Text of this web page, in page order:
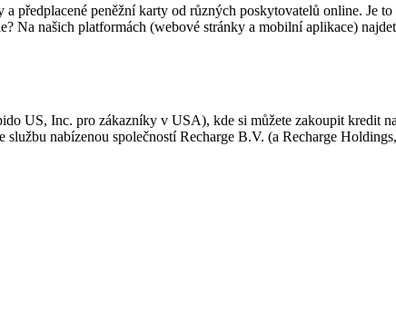
předplacené peněžní karty od různých poskytovatelů online. Je
Na našich platformách (webové stránky a mobilní aplikace)
US, Inc. pro zákazníky v USA), kde si můžete zakoupit kredit
nabízenou společností Recharge B.V. (a Recharge